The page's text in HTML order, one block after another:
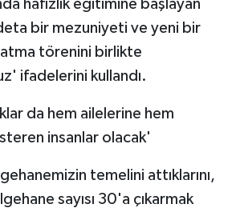
hafızlık eğitimine başlayan
bir mezuniyeti ve yeni bir
atma törenini birlikte
ifadelerini kullandı.
da hem ailelerine hem
insanlar olacak'
temelini attıklarını,
sayısı 30'a çıkarmak